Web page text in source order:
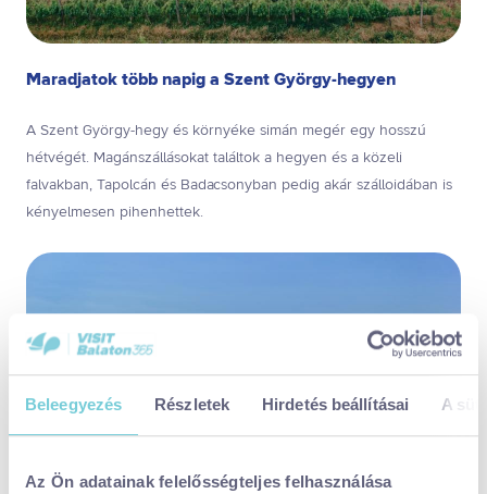
Beleegyezés Részletek Hirdetés beállításai A
Az Ön adatainak felelősségteljes felhasználása
Maradjatok több napig a Szent György-hegyen
A Szent György-hegy és környéke simán megér egy hosszú
hétvégét. Magánszállásokat találtok a hegyen és a közeli
falvakban, Tapolcán és Badacsonyban pedig akár szálloidában is
kényelmesen pihenhettek.